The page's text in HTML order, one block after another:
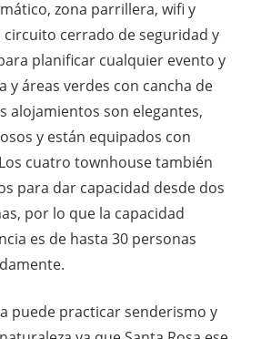
zona parrillera, wifi y
cerrado de seguridad y
planificar cualquier evento y
y áreas verdes con cancha de
alojamientos son elegantes,
y están equipados con
cuatro townhouse también
para dar capacidad desde dos
por lo que la capacidad
es de hasta 30 personas
puede practicar senderismo y